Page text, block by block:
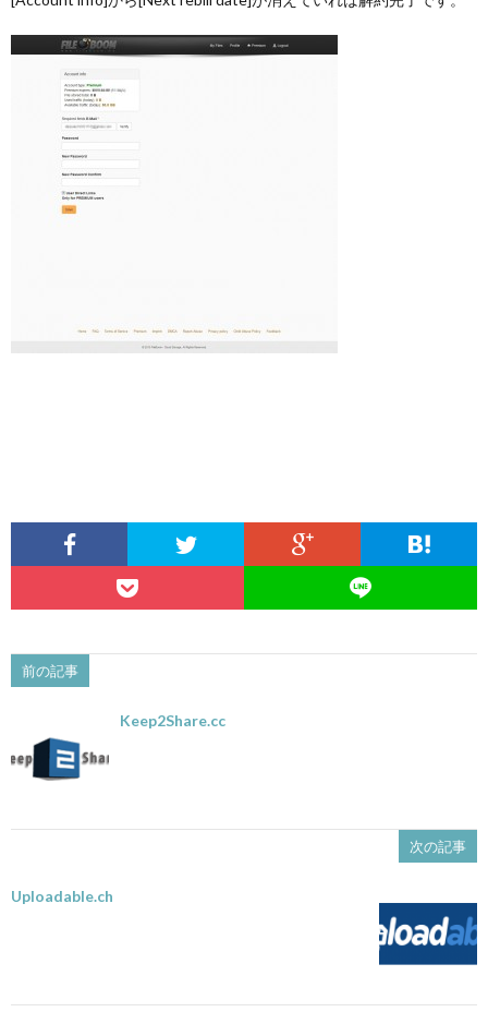
前の記事
Keep2Share.cc
次の記事
Uploadable.ch